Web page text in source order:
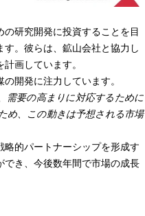
研究開発に投資することを目
。彼らは、鉱山会社と協力し
画しています。
開発に注力しています。
需要の高まりに対応するために
め、この動きは予想される市場
的パートナーシップを形成す
き、今後数年間で市場の成長